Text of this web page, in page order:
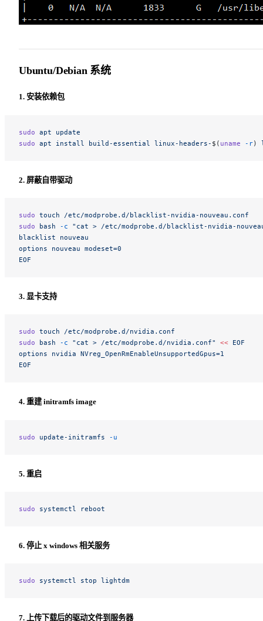
Ubuntu/Debian 系统
1. 安装依赖包
sudo apt update
sudo apt install build-essential linux-headers- $( uname -r)
2. 屏蔽自带驱动
sudo touch /etc/modprobe.d/blacklist-nvidia-nouveau.conf
sudo bash -c "cat > /etc/modprobe.d/blacklist-nvidia-
blacklist nouveau
options nouveau modeset=0
EOF
3. 显卡支持
sudo touch /etc/modprobe.d/nvidia.conf
sudo bash -c "cat > /etc/modprobe.d/nvidia.conf" << EOF
options nvidia NVreg_OpenRmEnableUnsupportedGpus=1
EOF
4. 重建 initramfs image
sudo update-initramfs -u
5. 重启
sudo systemctl reboot
6. 停止 x windows 相关服务
sudo systemctl stop lightdm
7. 上传下载后的驱动文件到服务器